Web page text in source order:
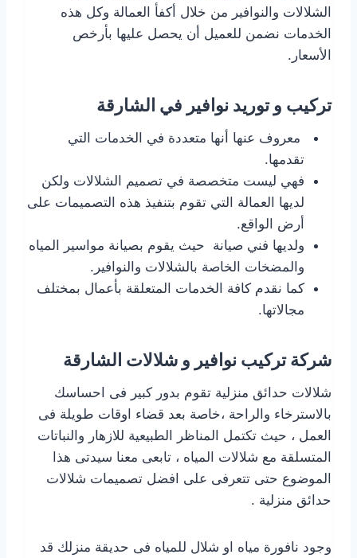
الشلالات والنوافير من خلال أكفأ العمالة وكل هذه
الخدمات نضمن للعميل أن يحصل عليها بأرخص
الأسعار.
تركيب و توريد نوافير في الشارقة
معروف عنها أنها متعددة في الخدمات التي
تقدمها.
فهي ليست متخصصة في تصميم الشلالات ولكن
لديها العمالة التي تقوم بتنفيذ هذه التصميمات على
أرض الواقع.
ولديها فني صيانة حيث يقوم بصيانة مواسير المياه
والمضخات الخاصة بالشلالات والنوافير.
كما نقدم كافة الخدمات المتعلقة بأعمال بمختلف
مجالاتها.
شركة تركيب نوافير و شلالات الشارقة
شلالات حدائق منزلية تقوم بدور كبير فى احساسك
بالاسترخاء والراحة ،خاصة بعد قضاء اوقات طويلة فى
العمل ، حيث تكتمل المناظر الطبيعية للازهار والنباتات
المتسلقة مع شلالات المياه ، تابعى معنا سيدتى هذا
الموضوع حتى تتعرفى على افضل تصميمات شلالات
حدائق منزلية .
وجود نافورة مياه او شلال للمياه فى حديقة منزلك قد